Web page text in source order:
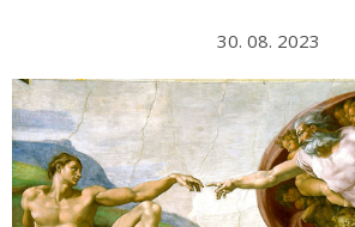
30. 08. 2023